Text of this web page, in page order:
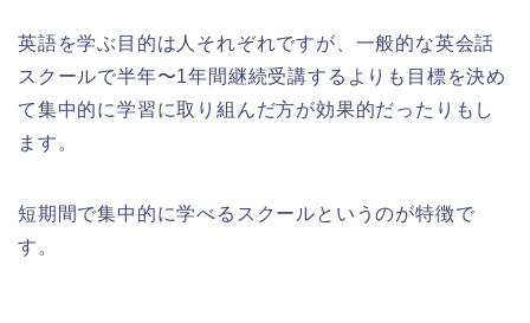
英語を学ぶ目的は人それぞれですが、一般的な英会話
スクールで半年〜1年間継続受講するよりも目標を決め
て集中的に学習に取り組んだ方が効果的だったりもし
ます。
短期間で集中的に学べるスクールというのが特徴で
す。